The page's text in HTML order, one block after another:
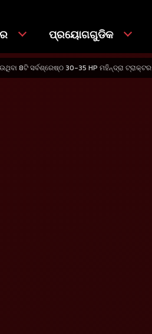
ପ୍ରୟୋଗଗୁଡିକ
8ଟି ସର୍ବଶ୍ରେଷ୍ଠ 30-35 HP ମହିନ୍ଦ୍ରା ଟ୍ରାକ୍ଟର